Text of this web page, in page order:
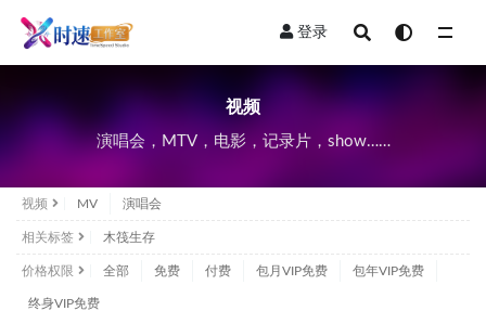
登录
视频
演唱会，MTV，电影，记录片，show……
视频 MV 演唱会
相关标签 木筏生存
价格权限 全部 免费 付费 包月VIP免费 包年VIP免费
终身VIP免费